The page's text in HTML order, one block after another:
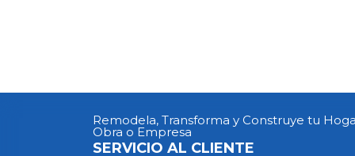
Remodela, Transforma y Construye tu
Obra o Empresa
SERVICIO AL CLIENTE